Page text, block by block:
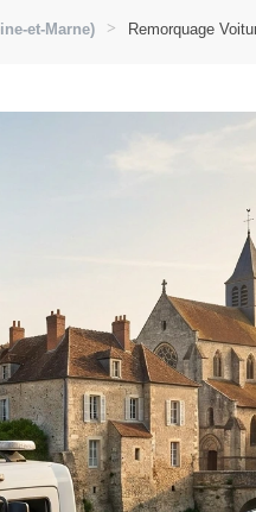
et-Marne) Remorquage